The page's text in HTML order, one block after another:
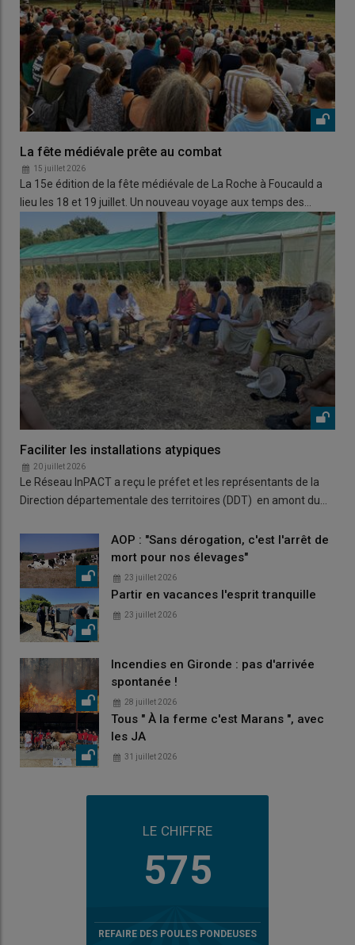
La fête médiévale prête au combat
15 juillet 2026
La 15e édition de la fête médiévale de La Roche à Foucauld a
lieu les 18 et 19 juillet. Un nouveau voyage aux temps des…
Faciliter les installations atypiques
20 juillet 2026
Le Réseau InPACT a reçu le préfet et les représentants de la
Direction départementale des territoires (DDT) en amont du…
AOP : "Sans dérogation, c'est l'arrêt de
mort pour nos élevages"
23 juillet 2026
Partir en vacances l'esprit tranquille
23 juillet 2026
Incendies en Gironde : pas d'arrivée
spontanée !
28 juillet 2026
Tous " À la ferme c'est Marans ", avec
les JA
31 juillet 2026
LE CHIFFRE
575
REFAIRE DES POULES PONDEUSES